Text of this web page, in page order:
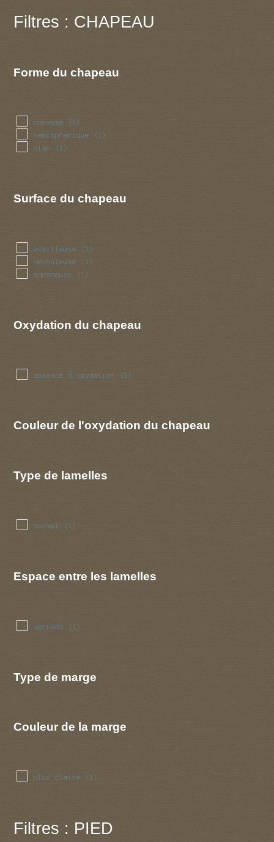
Filtres : CHAPEAU
Forme du chapeau
convexe (1)
hemispherique (1)
plan (1)
Surface du chapeau
ecailleuse (1)
mechuleuse (1)
squameuse (1)
Oxydation du chapeau
absence d oxydation (1)
Couleur de l'oxydation du chapeau
Type de lamelles
normal (1)
Espace entre les lamelles
serrees (1)
Type de marge
Couleur de la marge
plus claire (1)
Filtres : PIED